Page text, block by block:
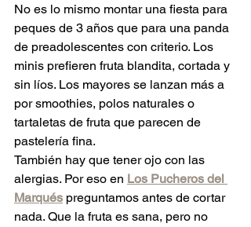
No es lo mismo montar una fiesta para
peques de 3 años que para una panda
de preadolescentes con criterio. Los
minis prefieren fruta blandita, cortada y
sin líos. Los mayores se lanzan más a
por smoothies, polos naturales o
tartaletas de fruta que parecen de
pastelería fina.
También hay que tener ojo con las
alergias. Por eso en Los Pucheros del
Marqués preguntamos antes de cortar
nada. Que la fruta es sana, pero no